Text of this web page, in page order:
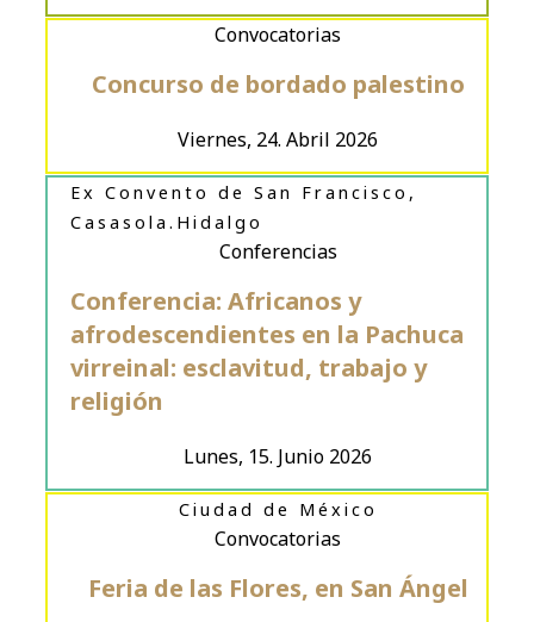
Viernes, 24. Abril 2026
Concurso de bordado palestino
Convocatorias
Lunes, 15. Junio 2026
Conferencia: Africanos y
afrodescendientes en la Pachuca
virreinal: esclavitud, trabajo y
religión
Conferencias
Ex Convento de San Francisco,
Casasola.Hidalgo
Feria de las Flores, en San Ángel
Convocatorias
Ciudad de México